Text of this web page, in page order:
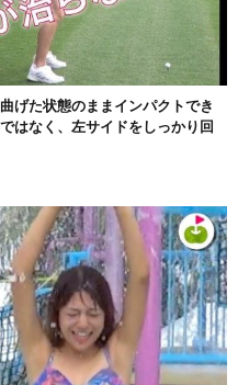
げた状態のままインパクトでき
はなく、左サイドをしっかり回